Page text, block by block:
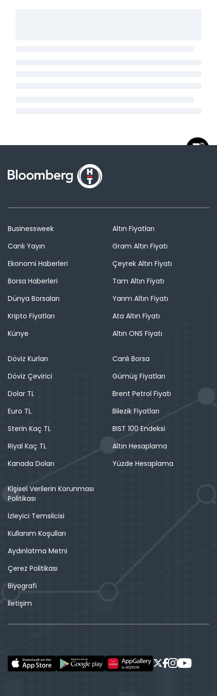
Businessweek
Canlı Yayın
Ekonomi Haberleri
Borsa Haberleri
Dünya Borsaları
Kripto Fiyatları
Künye
Altın Fiyatları
Gram Altın Fiyatı
Çeyrek Altın Fiyatı
Tam Altın Fiyatı
Yarım Altın Fiyatı
Ata Altın Fiyatı
Altın ONS Fiyatı
Döviz Kurları
Döviz Çevirici
Dolar TL
Euro TL
Sterin Kaç TL
Riyal Kaç TL
Kanada Doları
Canlı Borsa
Gümüş Fiyatları
Brent Petrol Fiyatı
Bilezik Fiyatları
BIST 100 Endeksi
Altın Hesaplama
Yüzde Hesaplama
Kişisel Verilerin Korunması
Politikası
İzleyici Temsilcisi
Kullanım Koşulları
Aydınlatma Metni
Çerez Politikası
Biyografi
İletişim